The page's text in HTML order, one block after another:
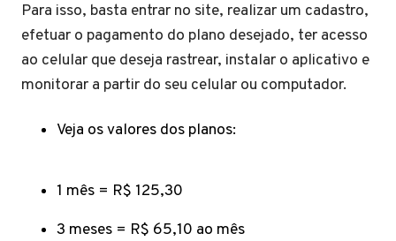
Para isso, basta entrar no site, realizar um cadastro,
efetuar o pagamento do plano desejado, ter acesso
ao celular que deseja rastrear, instalar o aplicativo e
monitorar a partir do seu celular ou computador.
Veja os valores dos planos:
1 mês = R$ 125,30
3 meses = R$ 65,10 ao mês